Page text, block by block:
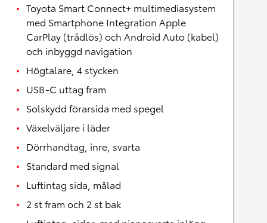
Toyota Smart Connect+ multimediasystem
med Smartphone Integration Apple
CarPlay (trådlös) och Android Auto (kabel)
och inbyggd navigation
Högtalare, 4 stycken
USB-C uttag fram
Solskydd förarsida med spegel
Växelväljare i läder
Dörrhandtag, inre, svarta
Standard med signal
Luftintag sida, målad
2 st fram och 2 st bak